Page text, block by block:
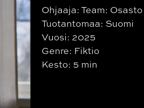
Ohjaaja: Team: Osasto
Tuotantomaa: Suomi
Vuosi: 2025
Genre: Fiktio
Kesto: 5 min